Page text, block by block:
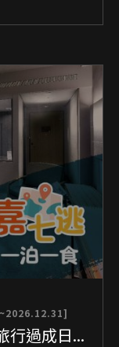
行過成日...